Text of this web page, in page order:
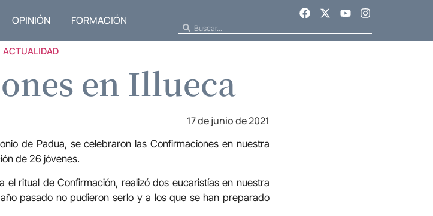
OPINIÓN FORMACIÓN
ACTUALIDAD
en Illueca
17 de junio de 2021
de Padua, se celebraron las Confirmaciones en nuestra
de 26 jóvenes.
el ritual de Confirmación, realizó dos eucaristías en nuestra
pasado no pudieron serlo y a los que se han preparado